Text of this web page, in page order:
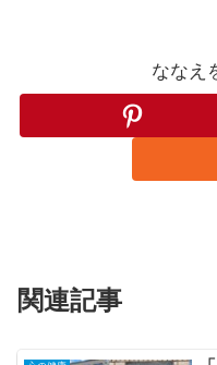
ななえ
関連記事